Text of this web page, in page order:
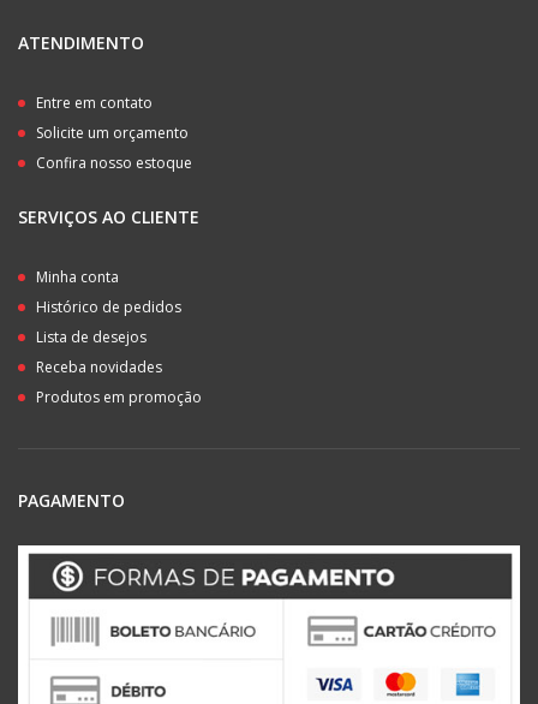
ATENDIMENTO
Entre em contato
Solicite um orçamento
Confira nosso estoque
SERVIÇOS AO CLIENTE
Minha conta
Histórico de pedidos
Lista de desejos
Receba novidades
Produtos em promoção
PAGAMENTO